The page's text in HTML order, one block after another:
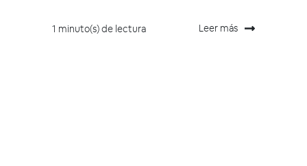
1 minuto(s) de lectura Leer más